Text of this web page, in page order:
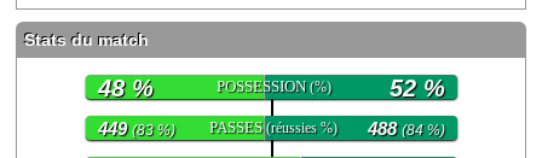
Stats du match
POSSESSION(%)
48 % 52 %
PASSES(réussies %)
449(83 %) 488(84 %)
Recrutement Maxifoot
Mentions légales
site web Maxifoot.fr